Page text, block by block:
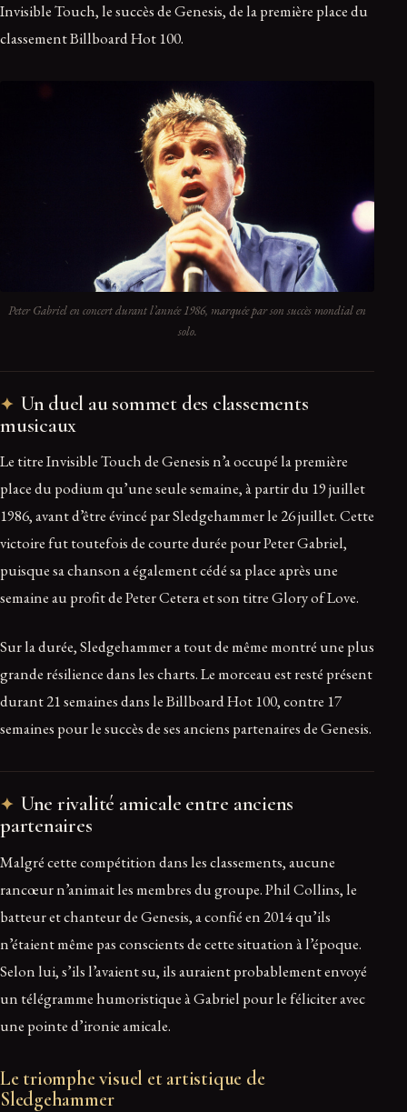
Invisible Touch, le succès de Genesis, de la première place du
classement Billboard Hot 100.
Peter Gabriel en concert durant l’année 1986, marquée par son succès mondial en
solo.
Un duel au sommet des classements
musicaux
Le titre Invisible Touch de Genesis n’a occupé la première
place du podium qu’une seule semaine, à partir du 19 juillet
1986, avant d’être évincé par Sledgehammer le 26 juillet. Cette
victoire fut toutefois de courte durée pour Peter Gabriel,
puisque sa chanson a également cédé sa place après une
semaine au profit de Peter Cetera et son titre Glory of Love.
Sur la durée, Sledgehammer a tout de même montré une plus
grande résilience dans les charts. Le morceau est resté présent
durant 21 semaines dans le Billboard Hot 100, contre 17
semaines pour le succès de ses anciens partenaires de Genesis.
Une rivalité amicale entre anciens
partenaires
Malgré cette compétition dans les classements, aucune
rancœur n’animait les membres du groupe. Phil Collins, le
batteur et chanteur de Genesis, a confié en 2014 qu’ils
n’étaient même pas conscients de cette situation à l’époque.
Selon lui, s’ils l’avaient su, ils auraient probablement envoyé
un télégramme humoristique à Gabriel pour le féliciter avec
une pointe d’ironie amicale.
Le triomphe visuel et artistique de
Sledgehammer